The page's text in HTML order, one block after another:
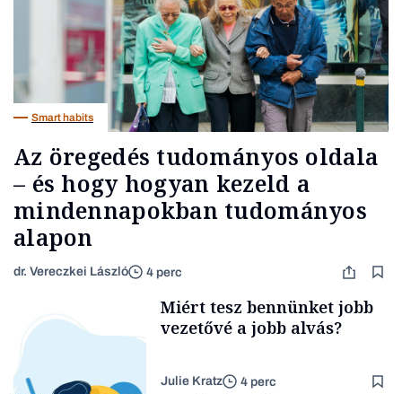
Smart habits
Az öregedés tudományos oldala
– és hogy hogyan kezeld a
mindennapokban tudományos
alapon
dr. Vereczkei László 4 perc
Miért tesz bennünket jobb
vezetővé a jobb alvás?
Julie Kratz 4 perc